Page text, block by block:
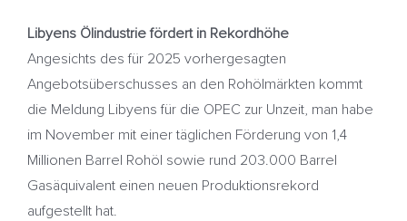
Libyens Ölindustrie fördert in Rekordhöhe
Angesichts des für 2025 vorhergesagten
Angebotsüberschusses an den Rohölmärkten kommt
die Meldung Libyens für die OPEC zur Unzeit, man habe
im November mit einer täglichen Förderung von 1,4
Millionen Barrel Rohöl sowie rund 203.000 Barrel
Gasäquivalent einen neuen Produktionsrekord
aufgestellt hat.